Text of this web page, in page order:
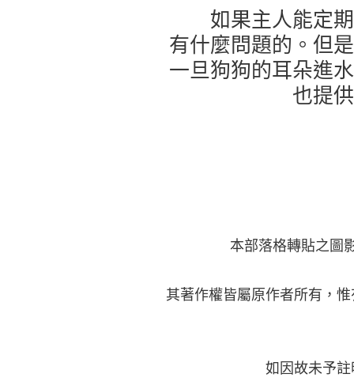
如果主人能定期
有什麼問題的。但
一旦狗狗的耳朵進
也提
本部落格轉貼之圖
其著作權皆屬原作者所有，
如因故未予